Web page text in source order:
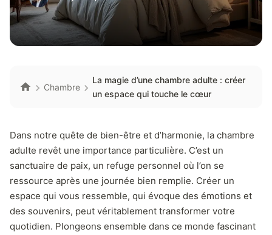
Chambre
La magie d’une chambre adulte : créer
un espace qui touche le cœur
Dans notre quête de bien-être et d’harmonie, la chambre
adulte revêt une importance particulière. C’est un
sanctuaire de paix, un refuge personnel où l’on se
ressource après une journée bien remplie. Créer un
espace qui vous ressemble, qui évoque des émotions et
des souvenirs, peut véritablement transformer votre
quotidien. Plongeons ensemble dans ce monde fascinant